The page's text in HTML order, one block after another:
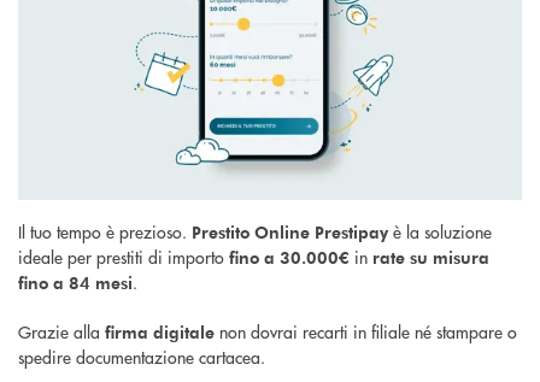
Il tuo tempo è prezioso. Prestito Online Prestipay è la soluzione
ideale per prestiti di importo fino a 30.000€ in rate su misura
fino a 84 mesi.
Grazie alla firma digitale non dovrai recarti in filiale né stampare o
spedire documentazione cartacea.